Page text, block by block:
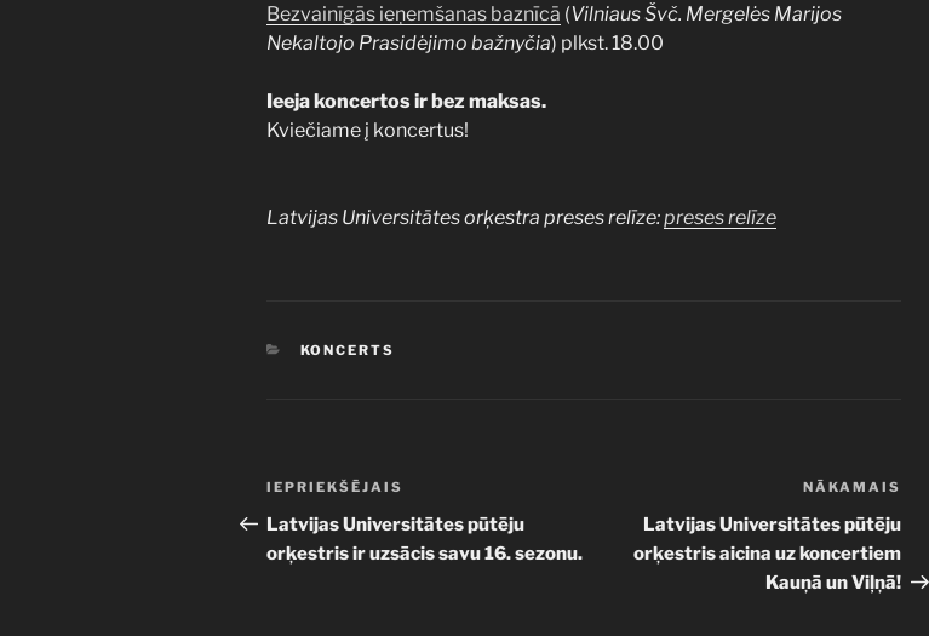
Bezvainīgās ieņemšanas baznīcā (Vilniaus Švč. Mergelės Marijos
Nekaltojo Prasidėjimo bažnyčia) plkst. 18.00
Ieeja koncertos ir bez maksas.
Kviečiame į koncertus!
Latvijas Universitātes orķestra preses relīze:preses relīze
KATEGORIJAS
KONCERTS
Ziņu
izvēlne
Iepriekšējā
ziņa:
IEPRIEKŠĒJAIS
Latvijas Universitātes pūtēju
orķestris ir uzsācis savu 16. sezonu.
ziņa
NĀKAMAIS
Latvijas Universitātes pūtēju
orķestris aicina uz koncertiem
Kauņā un Viļņā!